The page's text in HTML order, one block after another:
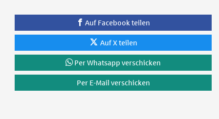
Auf Facebook teilen
Auf X teilen
Per Whatsapp verschicken
Per E-Mail verschicken